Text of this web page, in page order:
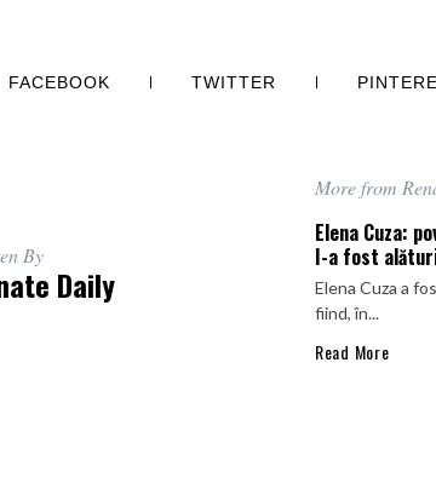
FACEBOOK TWITTER
By
Daily
More from
Elena Cuza:
I-a fost
Elena Cuza a
fiind, în...
Read More